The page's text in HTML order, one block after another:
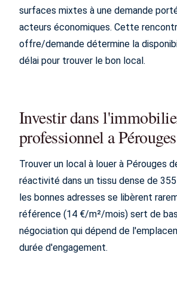
surfaces mixtes à une demande
acteurs économiques. Cette
offre/demande détermine la
délai pour trouver le bon local.
Investir dans
professionnel a Pérouges
Trouver un local à louer à Pérouges
réactivité dans un tissu dense de
les bonnes adresses se libèrent
référence (14 €/m²/mois) sert de
négociation qui dépend de
durée d'engagement.